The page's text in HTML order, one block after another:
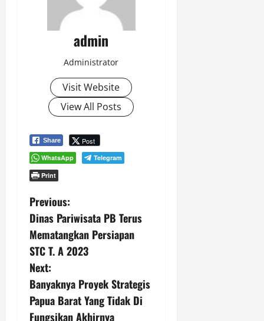
admin
Administrator
Visit Website
View All Posts
Share Post
WhatsApp
Telegram
Print
P
o
s
t
n
Previous:
Dinas Pariwisata PB Terus
Mematangkan Persiapan
STC T. A 2023
Next:
Banyaknya Proyek Strategis
Papua Barat Yang Tidak Di
Fungsikan Akhirnya